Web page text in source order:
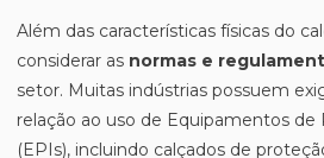
Além das características físicas do
considerar as normas e
setor. Muitas indústrias possuem
relação ao uso de Equipamentos de
(EPIs), incluindo calçados de